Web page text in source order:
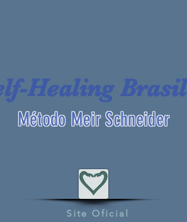
Healing Brasil
Método Meir Schneider
Site Oficial